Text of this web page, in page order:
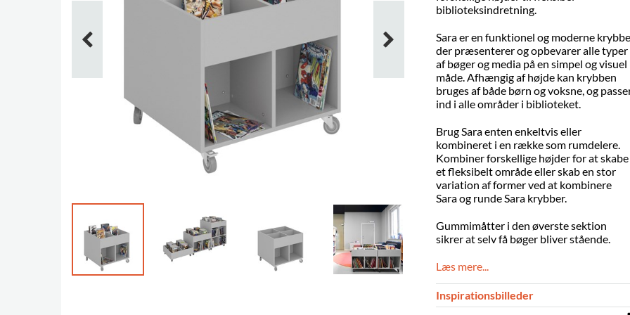
biblioteksindretning.
Sara er en funktionel og moderne
der præsenterer og opbevarer alle typer
af bøger og media på en simpel og visuel
måde. Afhængig af højde kan krybben
bruges af både børn og voksne, og
ind i alle områder i biblioteket.
Brug Sara enten enkeltvis eller
kombineret i en række som rumdelere.
Kombiner forskellige højder for at skabe
et fleksibelt område eller skab en stor
variation af former ved at kombinere
Sara og runde Sara krybber.
Gummimåtter i den øverste sektion
sikrer at selv få bøger bliver stående.
Læs mere...
Inspirationsbilleder